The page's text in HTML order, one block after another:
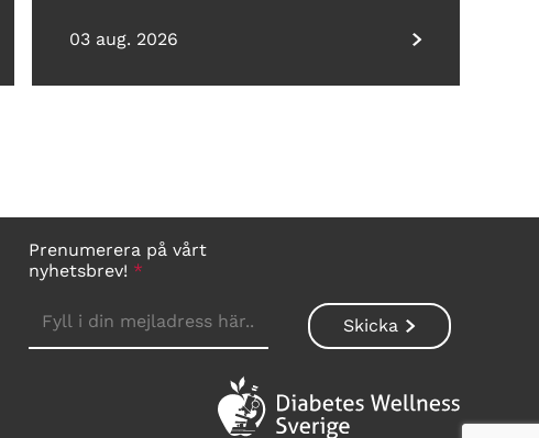
03 aug. 2026
Prenumerera på vårt
nyhetsbrev! *